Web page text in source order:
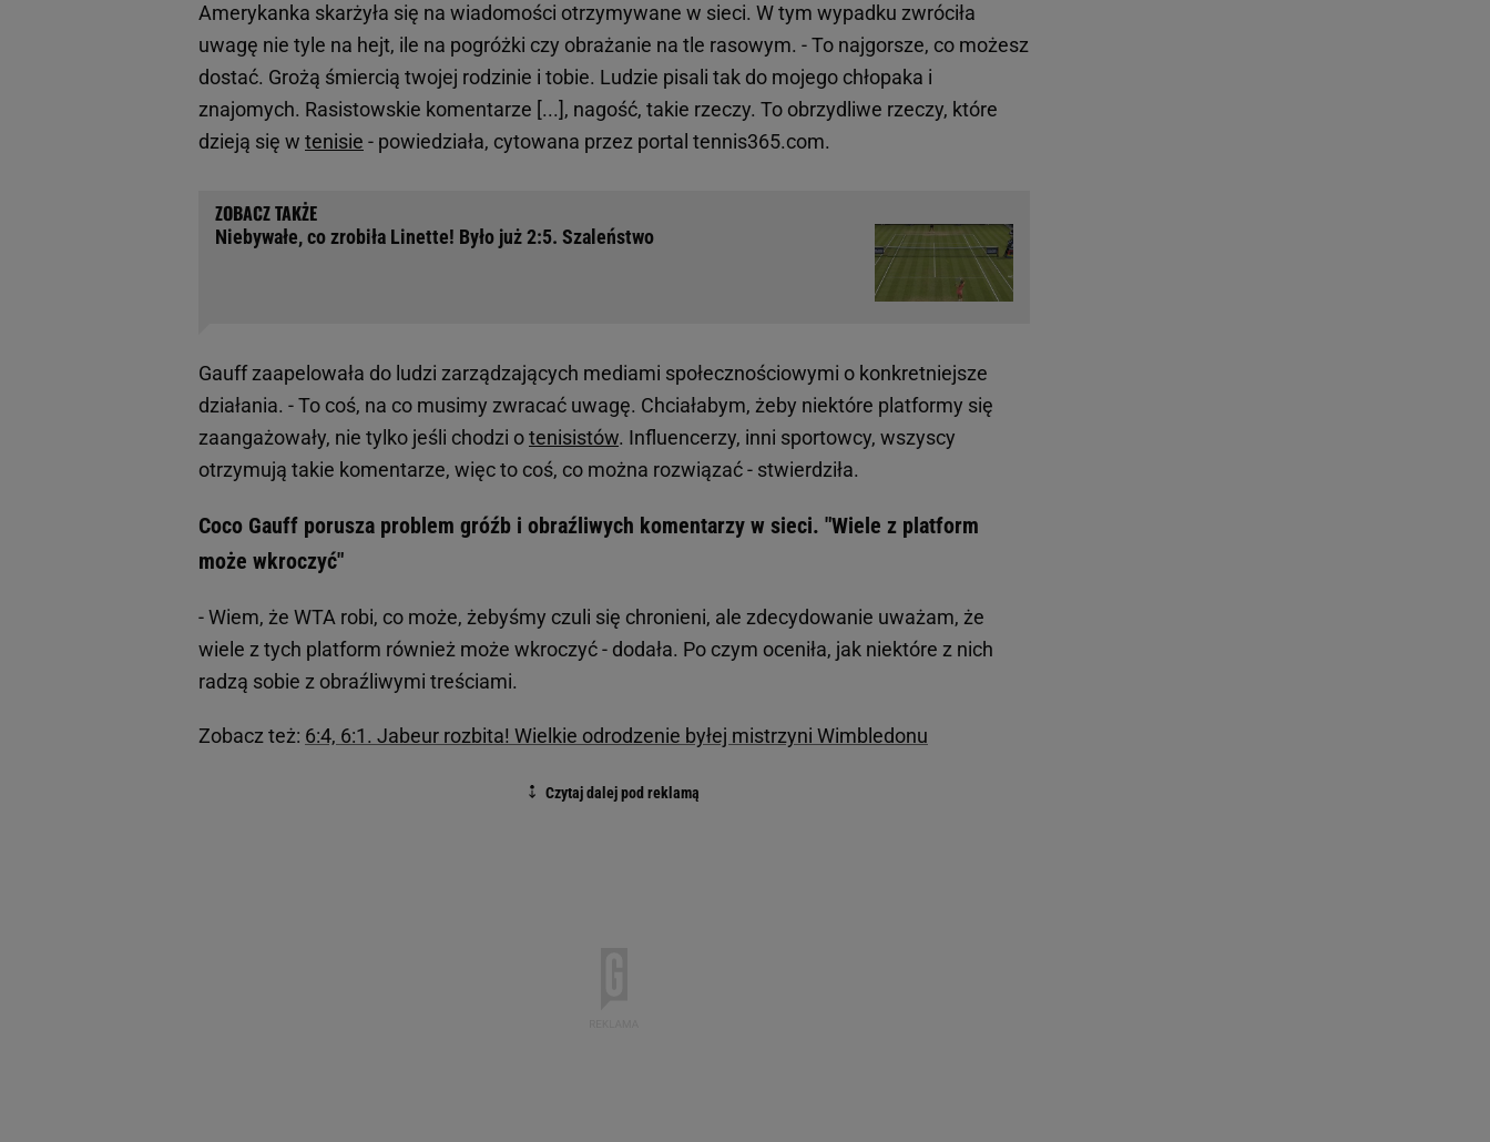
Amerykanka skarżyła się na wiadomości otrzymywane w sieci. W tym wypadku zwróciła
uwagę nie tyle na hejt, ile na pogróżki czy obrażanie na tle rasowym. - To najgorsze, co możesz
dostać. Grożą śmiercią twojej rodzinie i tobie. Ludzie pisali tak do mojego chłopaka i
znajomych. Rasistowskie komentarze [...], nagość, takie rzeczy. To obrzydliwe rzeczy, które
dzieją się w tenisie - powiedziała, cytowana przez portal tennis365.com.
Niebywałe, co zrobiła Linette! Było już 2:5. Szaleństwo
Gauff zaapelowała do ludzi zarządzających mediami społecznościowymi o konkretniejsze
działania. - To coś, na co musimy zwracać uwagę. Chciałabym, żeby niektóre platformy się
zaangażowały, nie tylko jeśli chodzi otenisistów. Influencerzy, inni sportowcy, wszyscy
otrzymują takie komentarze, więc to coś, co można rozwiązać - stwierdziła.
Coco Gauff porusza problem gróźb i obraźliwych komentarzy w sieci. "Wiele z platform
może wkroczyć"
- Wiem, że WTA robi, co może, żebyśmy czuli się chronieni, ale zdecydowanie uważam, że
wiele z tych platform również może wkroczyć - dodała. Po czym oceniła, jak niektóre z nich
radzą sobie z obraźliwymi treściami.
Zobacz też: 6:4, 6:1. Jabeur rozbita! Wielkie odrodzenie byłej mistrzyni Wimbledonu